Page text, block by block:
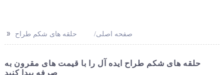
>> صفحه اصلی حلقه های شکم طراح
حلقه های شکم طراح ایده آل را با قیمت های مقرون به
صرفه پیدا کنید